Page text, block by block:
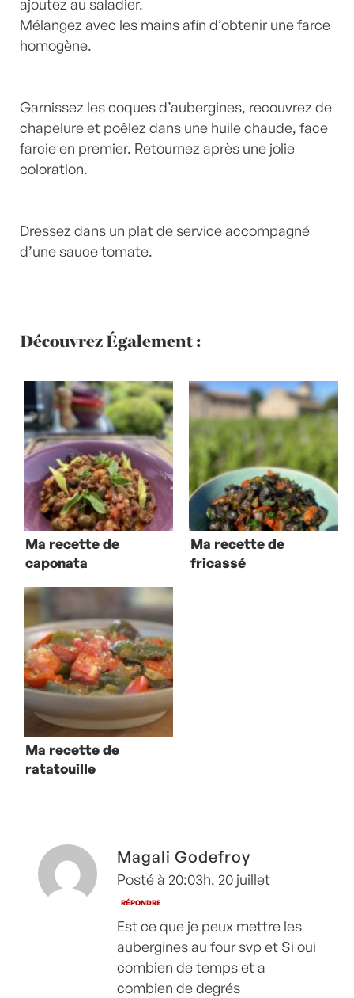
ajoutez au saladier.
Mélangez avec les mains afin d’obtenir une farce
homogène.
Garnissez les coques d’aubergines, recouvrez de
chapelure et poêlez dans une huile chaude, face
farcie en premier. Retournez après une jolie
coloration.
Dressez dans un plat de service accompagné
d’une sauce tomate.
Découvrez Également :
Ma recette de
caponata
Ma recette de
fricassé
Ma recette de
ratatouille
Magali Godefroy
Posté à 20:03h, 20 juillet
RÉPONDRE
Est ce que je peux mettre les
aubergines au four svp et Si oui
combien de temps et a
combien de degrés